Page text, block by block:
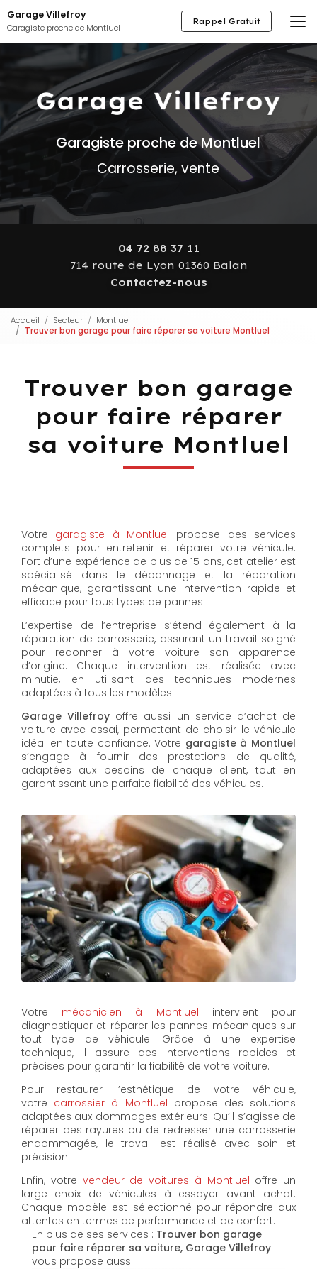
au
contenu
principal
Garage Villefroy
Garagiste proche de Montluel
Rappel Gratuit
Garagiste proche de Montluel
Carrosserie, vente
04 72 88 37 11
714 route de Lyon 01360 Balan
Contactez-nous
Accueil Secteur
Montluel
Trouver bon garage pour faire réparer sa voiture Montluel
Trouver bon garage
pour faire réparer
sa voiture Montluel
Votre garagiste à Montluel propose des services
complets pour entretenir et réparer votre véhicule.
Fort d’une expérience de plus de 15 ans, cet atelier est
spécialisé dans le dépannage et la réparation
mécanique, garantissant une intervention rapide et
efficace pour tous types de pannes.
L’expertise de l’entreprise s’étend également à la
réparation de carrosserie, assurant un travail soigné
pour redonner à votre voiture son apparence
d’origine. Chaque intervention est réalisée avec
minutie, en utilisant des techniques modernes
adaptées à tous les modèles.
Garage Villefroy offre aussi un service d’achat de
voiture avec essai, permettant de choisir le véhicule
idéal en toute confiance. Votre garagiste à Montluel
s’engage à fournir des prestations de qualité,
adaptées aux besoins de chaque client, tout en
garantissant une parfaite fiabilité des véhicules.
Votre mécanicien à Montluel intervient pour
diagnostiquer et réparer les pannes mécaniques sur
tout type de véhicule. Grâce à une expertise
technique, il assure des interventions rapides et
précises pour garantir la fiabilité de votre voiture.
Pour restaurer l’esthétique de votre véhicule,
votre carrossier à Montluel propose des solutions
adaptées aux dommages extérieurs. Qu’il s’agisse de
réparer des rayures ou de redresser une carrosserie
endommagée, le travail est réalisé avec soin et
précision.
Enfin, votre vendeur de voitures à Montluel offre un
large choix de véhicules à essayer avant achat.
Chaque modèle est sélectionné pour répondre aux
attentes en termes de performance et de confort.
En plus de ses services : Trouver bon garage
pour faire réparer sa voiture, Garage Villefroy
vous propose aussi :